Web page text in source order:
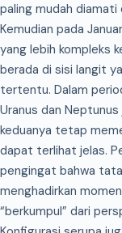
paling mudah
Kemudian pada
yang lebih kompleks
berada di sisi langit
tertentu. Dalam
Uranus dan
keduanya tetap
dapat terlihat jelas.
pengingat bahwa
menghadirkan
“berkumpul” dari